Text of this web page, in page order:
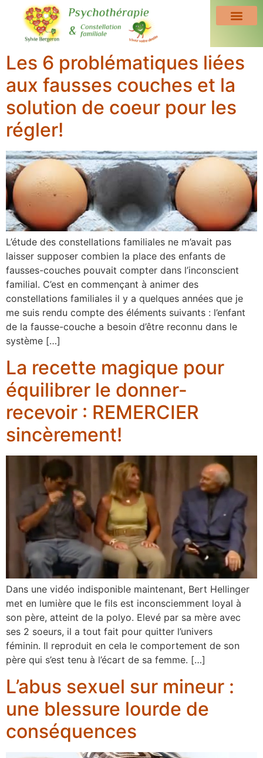
Les 6 problématiques liées
aux fausses couches et la
solution de coeur pour les
régler!
L’étude des constellations familiales ne m’avait pas
laisser supposer combien la place des enfants de
fausses-couches pouvait compter dans l’inconscient
familial. C’est en commençant à animer des
constellations familiales il y a quelques années que je
me suis rendu compte des éléments suivants : l’enfant
de la fausse-couche a besoin d’être reconnu dans le
système […]
La recette magique pour
équilibrer le donner-
recevoir : REMERCIER
sincèrement!
Dans une vidéo indisponible maintenant, Bert Hellinger
met en lumière que le fils est inconsciemment loyal à
son père, atteint de la polyo. Elevé par sa mère avec
ses 2 soeurs, il a tout fait pour quitter l’univers
féminin. Il reproduit en cela le comportement de son
père qui s’est tenu à l’écart de sa femme. […]
L’abus sexuel sur mineur :
une blessure lourde de
conséquences